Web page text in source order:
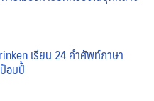
เรียน 24 คำศัพท์ภาษา
อบปี้